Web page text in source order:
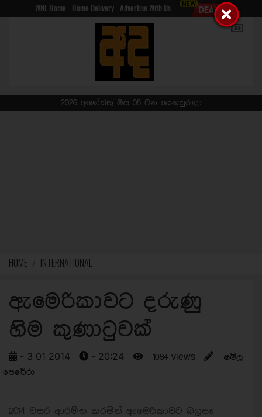
WNL Home Home Delivery Advertise With Us
2026 අගෝස්තු මස 08 වන සෙනසුරාදා
HOME INTERNATIONAL
ඇමෙරිකාවට දරුණු
හිම කුණාටුවක්
- 3 01 2014 - 20:24 - 1084 views
- ෂමිල
පෙරේරා
2014 වසර ආරම්භ කරමින් ඇමෙරිකාවට බලපෑ